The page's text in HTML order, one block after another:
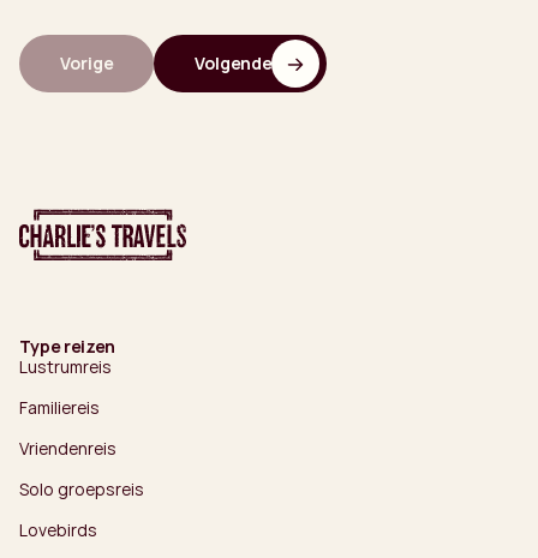
Vorige Volgende
Type reizen
Lustrumreis
Familiereis
Vriendenreis
Solo groepsreis
Lovebirds